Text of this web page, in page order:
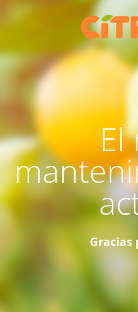
El
Gracias